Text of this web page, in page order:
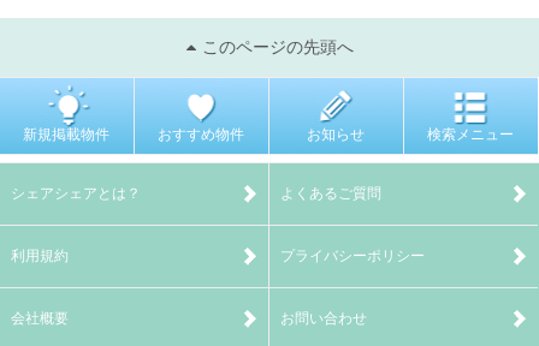
このページの先頭へ
新規掲載物件 おすすめ物件 お知らせ 検索メニュー
シェアシェアとは？ よくあるご質問
利用規約 プライバシーポリシー
会社概要 お問い合わせ